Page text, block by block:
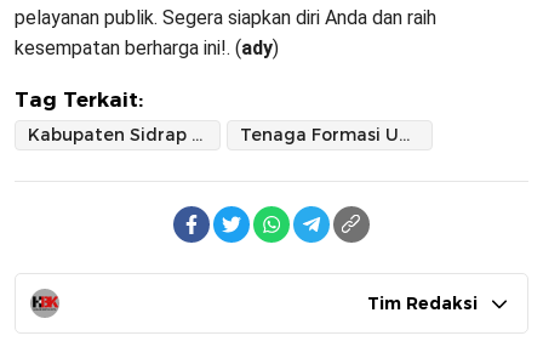
pelayanan publik. Segera siapkan diri Anda dan raih
kesempatan berharga ini!. (ady)
Tag Terkait:
Kabupaten Sidrap Bakal Rekrutmen CPNS 112 Kuota Tenaga Formasi Umum Paling Banyak Dibutuhkan
Tim Redaksi